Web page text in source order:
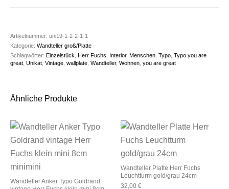
Artikelnummer:uni19-1-2-2-1-1
Kategorie:Wandteller groß/Platte
Schlagwörter:Einzelstück ,Herr Fuchs Interior,Menschen ,Typo ,Typo you are
great ,Unikat ,Vintage ,wallplate ,Wandteller,Wohnen ,you are great
Ähnliche Produkte
Wandteller Anker Typo Goldrand
Wandteller Platte Herr Fuchs
Leuchtturm gold/grau 24cm
32,00 €